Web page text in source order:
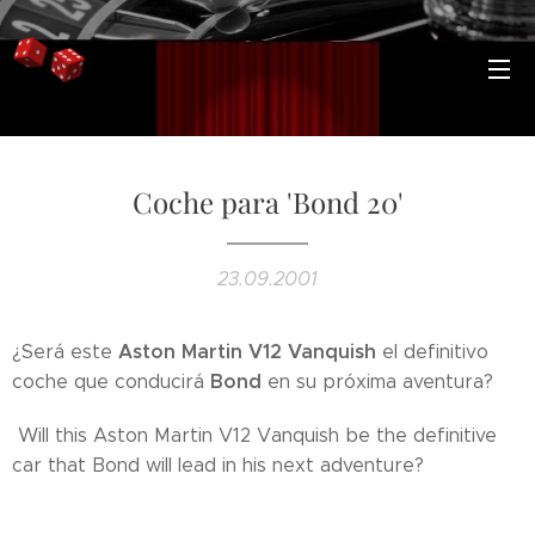
Coche para 'Bond 20'
23.09.2001
¿Será este Aston Martin V12 Vanquish el definitivo
coche que conducirá Bond en su próxima aventura?
Will this Aston Martin V12 Vanquish be the definitive
car that Bond will lead in his next adventure?